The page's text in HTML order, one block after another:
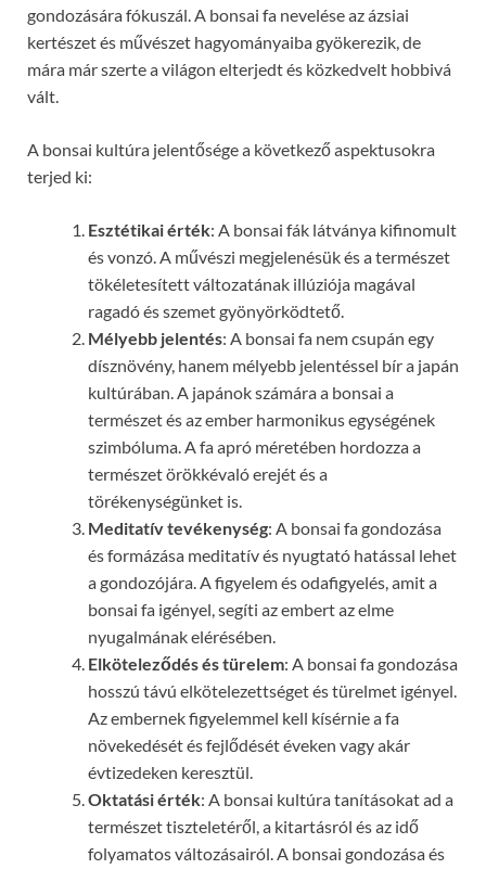
gondozására fókuszál. A bonsai fa nevelése az ázsiai
kertészet és művészet hagyományaiba gyökerezik, de
mára már szerte a világon elterjedt és közkedvelt hobbivá
vált.
A bonsai kultúra jelentősége a következő aspektusokra
terjed ki:
Esztétikai érték: A bonsai fák látványa kifinomult
és vonzó. A művészi megjelenésük és a természet
tökéletesített változatának illúziója magával
ragadó és szemet gyönyörködtető.
Mélyebb jelentés: A bonsai fa nem csupán egy
dísznövény, hanem mélyebb jelentéssel bír a japán
kultúrában. A japánok számára a bonsai a
természet és az ember harmonikus egységének
szimbóluma. A fa apró méretében hordozza a
természet örökkévaló erejét és a
törékenységünket is.
Meditatív tevékenység: A bonsai fa gondozása
és formázása meditatív és nyugtató hatással lehet
a gondozójára. A figyelem és odafigyelés, amit a
bonsai fa igényel, segíti az embert az elme
nyugalmának elérésében.
Elköteleződés és türelem: A bonsai fa gondozása
hosszú távú elkötelezettséget és türelmet igényel.
Az embernek figyelemmel kell kísérnie a fa
növekedését és fejlődését éveken vagy akár
évtizedeken keresztül.
Oktatási érték: A bonsai kultúra tanításokat ad a
természet tiszteletéről, a kitartásról és az idő
folyamatos változásairól. A bonsai gondozása és